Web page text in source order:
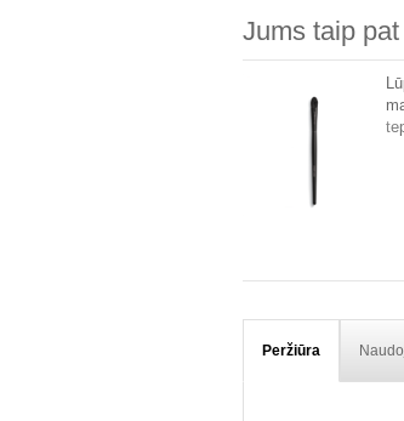
Jums taip
Peržiūra